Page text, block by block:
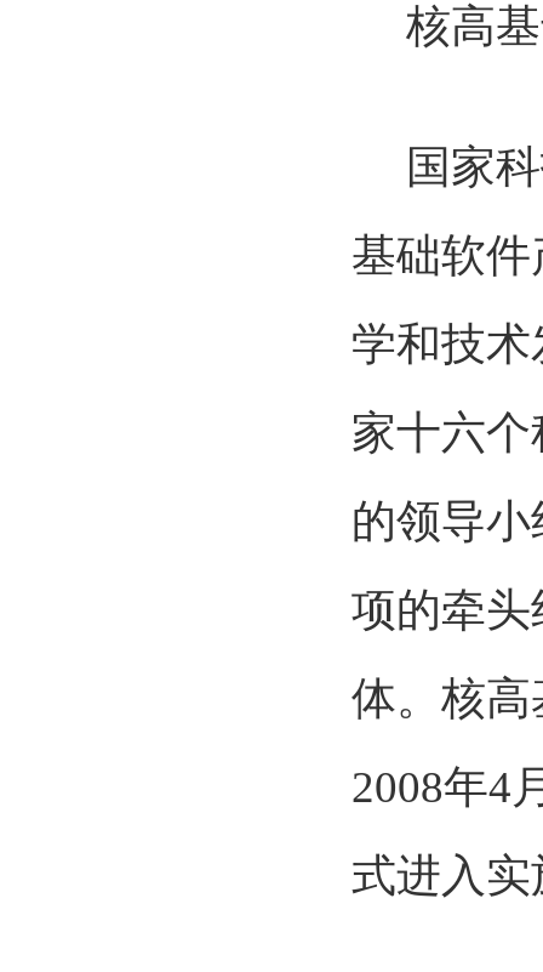
核高基
国家科
基础软
学和技术
家十六
的领导
项的牵
体。核
2008年4
式进入